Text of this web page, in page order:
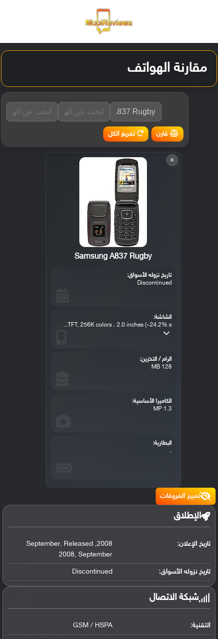
مقارنة الهواتف
قارن تفريغ الكل
×
Samsung A837 Rugby
تاريخ نزوله الأسواق:
Discontinued
الشاشة:
TFT, 256K colors ، 2.0 inches (~24.2% s...
الرام / التخزين:
128 MB
الكاميرا الأساسية:
1.3 MP
البطارية:
،
تمييز الفروقات
الإطلاق
تاريخ الإعلان: 2008
,
September. Released
2008, September
تاريخ نزوله الأسواق: Discontinued
شبكة الاتصال
التقنية: GSM / HSPA